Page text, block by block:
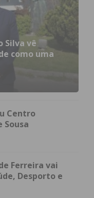
Silva vê
como uma
Centro
Sousa
Ferreira vai
Desporto e